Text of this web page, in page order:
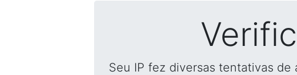
Seu IP fez diversas tentativas